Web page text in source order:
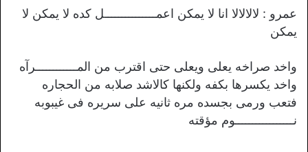
عمرو : لالالالا انا لا يمكن اعمـــــــــــــــل كده لا يمكن لا
يمكن
واخد صراخه يعلى ويعلى حتى اقترب من المــــــــــــرآه
واخد يكسرها بكفه ولكنها كالاشد صلابه من الحجاره
فتعب ورمى بجسده مره ثانيه على سريره فى غيبوبه
نـــــــــــــــــوم مؤقته